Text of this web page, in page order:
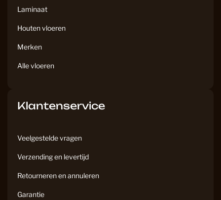
Laminaat
Houten vloeren
Merken
Alle vloeren
Klantenservice
Veelgestelde vragen
Verzending en levertijd
Retourneren en annuleren
Garantie